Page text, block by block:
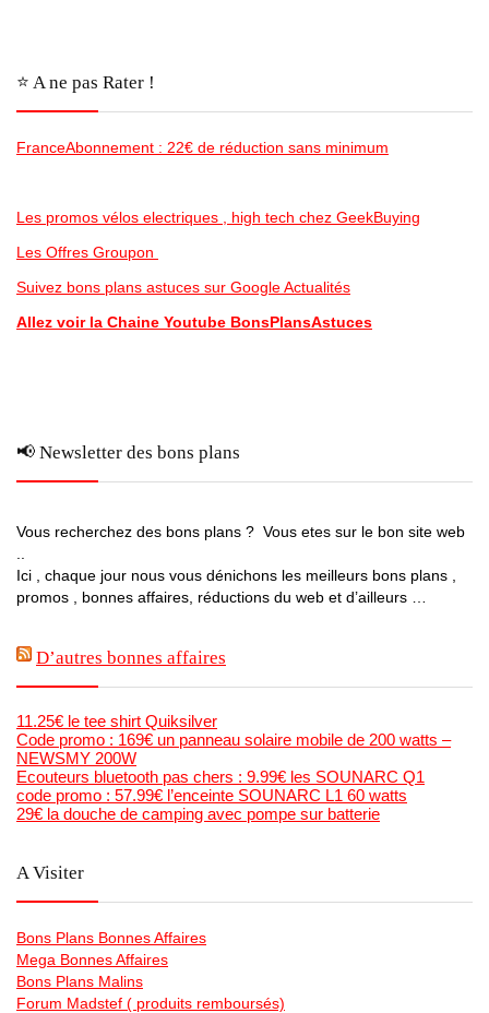
⭐️ A ne pas Rater !
FranceAbonnement : 22€ de réduction sans minimum
Les promos vélos electriques , high tech chez GeekBuying
Les Offres Groupon
Suivez bons plans astuces sur Google Actualités
Allez voir la Chaine Youtube BonsPlansAstuces
📢 Newsletter des bons plans
Vous recherchez des bons plans ? Vous etes sur le bon site web
Ici , chaque jour nous vous dénichons les meilleurs bons plans ,
promos , bonnes affaires, réductions du web et d’ailleurs …
D’autres bonnes affaires
11.25€ le tee shirt Quiksilver
Code promo : 169€ un panneau solaire mobile de 200 watts –
NEWSMY 200W
Ecouteurs bluetooth pas chers : 9.99€ les SOUNARC Q1
code promo : 57.99€ l’enceinte SOUNARC L1 60 watts
29€ la douche de camping avec pompe sur batterie
A Visiter
Bons Plans Bonnes Affaires
Mega Bonnes Affaires
Bons Plans Malins
Forum Madstef ( produits remboursés)